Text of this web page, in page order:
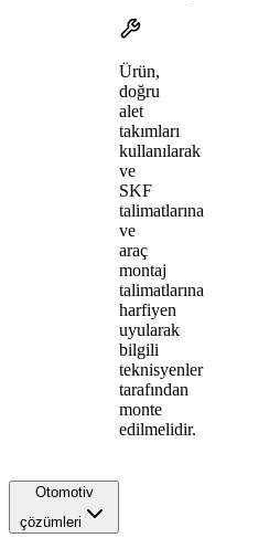
Ürün,
doğru
alet
takımları
kullanılarak
ve
SKF
talimatlarına
ve
araç
montaj
talimatlarına
harfiyen
uyularak
bilgili
teknisyenler
tarafından
monte
edilmelidir.
Otomotiv
çözümleri